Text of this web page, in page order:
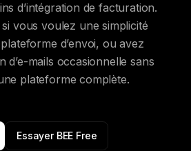
d’intégration de facturation.
si vous voulez une simplicité
d’envoi, ou avez
d’e-mails occasionnelle sans
plateforme complète.
Essayer BEE Free